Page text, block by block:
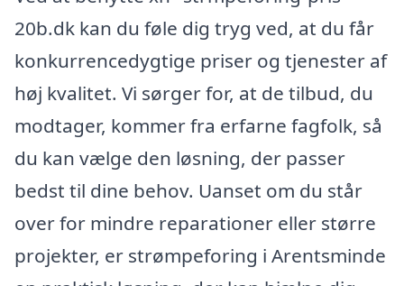
20b.dk kan du føle dig tryg ved, at du får
konkurrencedygtige priser og tjenester af
høj kvalitet. Vi sørger for, at de tilbud, du
modtager, kommer fra erfarne fagfolk, så
du kan vælge den løsning, der passer
bedst til dine behov. Uanset om du står
over for mindre reparationer eller større
projekter, er strømpeforing i Arentsminde